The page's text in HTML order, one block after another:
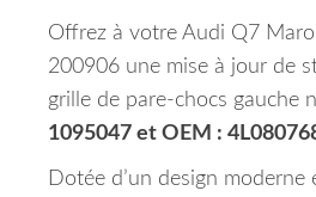
Offrez à votre Audi Q7
200906 une mise à jour de
grille de pare-chocs gauche
1095047 et OEM :
Dotée d’un design moderne